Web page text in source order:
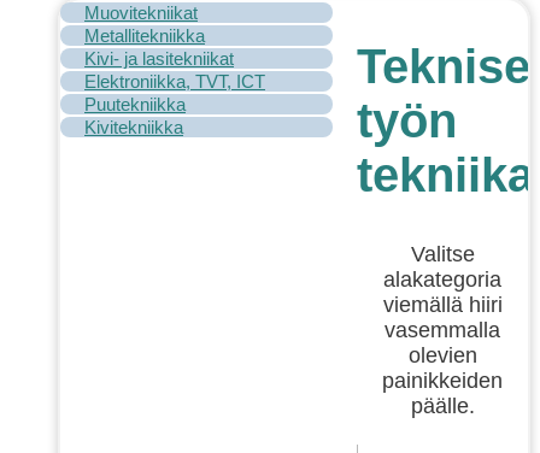
Muovitekniikat
Metallitekniikka
Kivi- ja lasitekniikat
Elektroniikka, TVT, ICT
Puutekniikka
Kivitekniikka
työn
Valitse
alakategoria
viemällä hiiri
vasemmalla
olevien
painikkeiden
päälle.